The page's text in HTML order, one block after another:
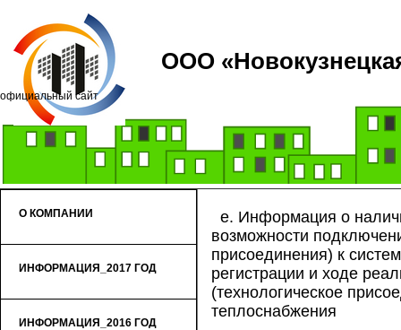
официальный сайт
ООО
О КОМПАНИИ
ИНФОРМАЦИЯ_2017 ГОД
ИНФОРМАЦИЯ_2016 ГОД
е. Информация о
возможности
присоединения) к
регистрации и ходе
(технологическое
теплоснабжения